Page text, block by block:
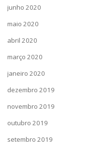
junho 2020
maio 2020
abril 2020
março 2020
janeiro 2020
dezembro 2019
novembro 2019
outubro 2019
setembro 2019